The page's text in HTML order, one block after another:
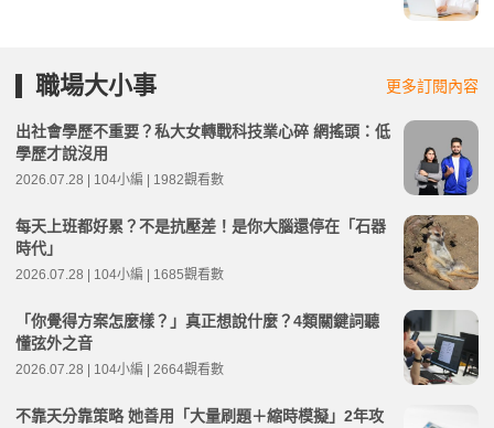
職場大小事 更多訂閱內容
出社會學歷不重要？私大女轉戰科技業心碎 網搖頭：低
學歷才說沒用
2026.07.28 | 104小編 | 1982觀看數
每天上班都好累？不是抗壓差！是你大腦還停在「石器
時代」
2026.07.28 | 104小編 | 1685觀看數
「你覺得方案怎麼樣？」真正想說什麼？4類關鍵詞聽
懂弦外之音
2026.07.28 | 104小編 | 2664觀看數
不靠天分靠策略 她善用「大量刷題＋縮時模擬」2年攻